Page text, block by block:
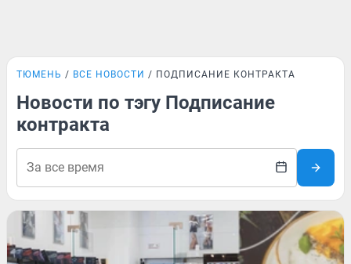
ТЮМЕНЬ ВСЕ НОВОСТИ ПОДПИСАНИЕ КОНТРАКТА
Новости по тэгу Подписание
контракта